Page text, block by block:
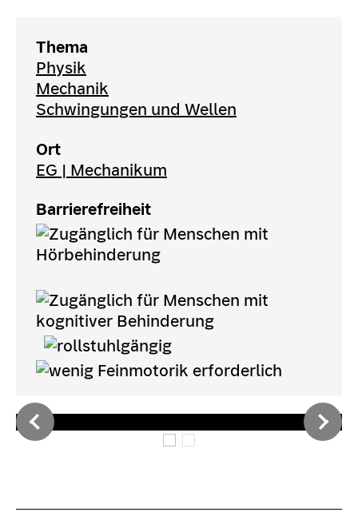
Thema
Physik
Mechanik
Schwingungen und Wellen
Ort
EG | Mechanikum
Barrierefreiheit